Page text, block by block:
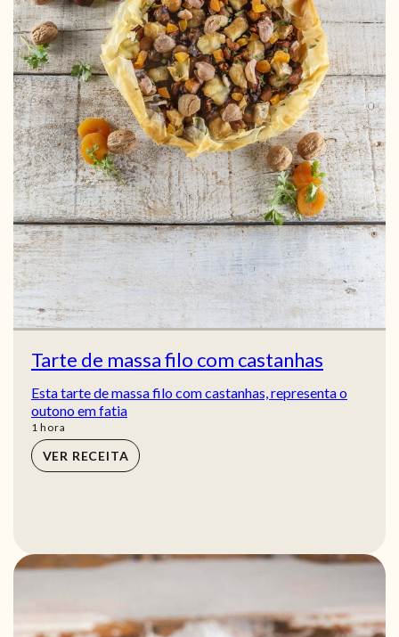
Tarte de massa filo com castanhas
Esta tarte de massa filo com castanhas, representa o
outono em fatia
1 hora
hora
VER RECEITA